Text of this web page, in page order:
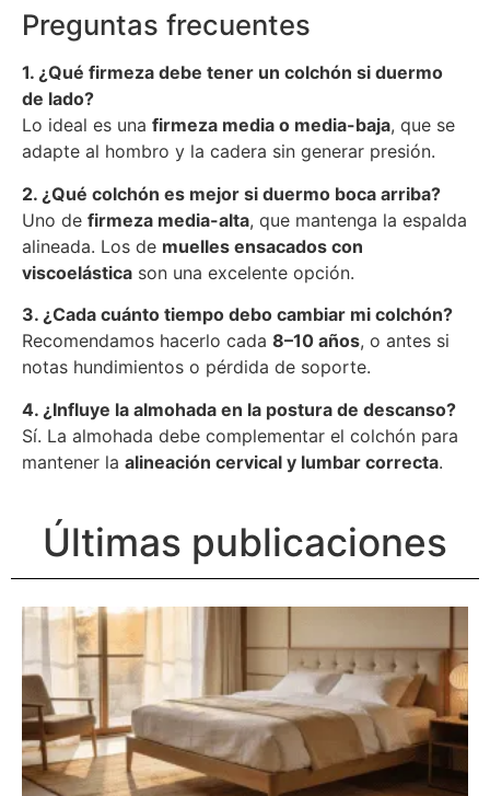
Preguntas frecuentes
1. ¿Qué firmeza debe tener un colchón si duermo
de lado?
Lo ideal es una firmeza media o media-baja, que se
adapte al hombro y la cadera sin generar presión.
2. ¿Qué colchón es mejor si duermo boca arriba?
Uno de firmeza media-alta, que mantenga la espalda
alineada. Los de muelles ensacados con
viscoelástica son una excelente opción.
3. ¿Cada cuánto tiempo debo cambiar mi colchón?
Recomendamos hacerlo cada 8–10 años, o antes si
notas hundimientos o pérdida de soporte.
4. ¿Influye la almohada en la postura de descanso?
Sí. La almohada debe complementar el colchón para
mantener la alineación cervical y lumbar correcta.
Últimas publicaciones